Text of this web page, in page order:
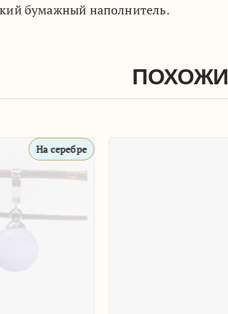
бумажный наполнитель.